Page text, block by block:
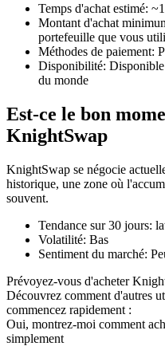
Contrats à terme sur
TradFi
premières
Futures USDC
Futures utilisant l'USDC
Temps d'achat estimé:
Montant d'achat
portefeuille que vous
Méthodes de paiement:
Disponibilité: Disponible
du monde
Est-ce le bon
KnightSwap
KnightSwap se négocie
historique, une zone où
souvent.
Tendance sur 30 jours:
Volatilité: Bas
Sentiment du marché:
Prévoyez-vous d'acheter
Découvrez comment d'autres
commencez rapidement :
Oui, montrez-moi comment
simplement